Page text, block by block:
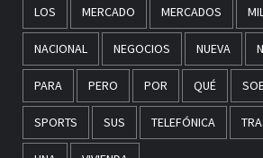
LOS MERCADO MERCADOS
NACIONAL NEGOCIOS NUEVA
PARA PERO POR QUÉ
SPORTS SUS TELEFÓNICA